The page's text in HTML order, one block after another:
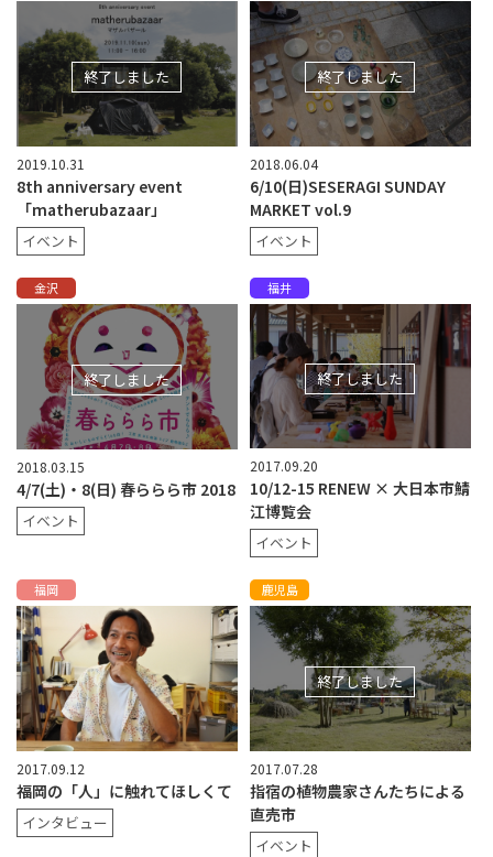
終了しました
2019.10.31
8th anniversary event
「matherubazaar」
イベント
終了しました
2018.06.04
6/10(日)SESERAGI SUNDAY
MARKET vol.9
イベント
金沢
終了しました
2018.03.15
4/7(土)・8(日) 春ららら市 2018
イベント
福井
終了しました
2017.09.20
10/12-15 RENEW × 大日本市鯖
江博覧会
イベント
福岡
2017.09.12
福岡の「人」に触れてほしくて
インタビュー
鹿児島
終了しました
2017.07.28
指宿の植物農家さんたちによる
直売市
イベント